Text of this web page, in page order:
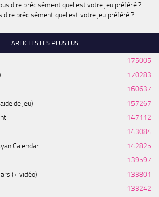
dire précisément quel est votre jeu préféré ?…
dire précisément quel est votre jeu préféré ?…
ARTICLES LES PLUS LUS
175005
170283
160637
de jeu)
157267
147112
143084
Calendar
142825
139597
(+ vidéo)
133801
133242